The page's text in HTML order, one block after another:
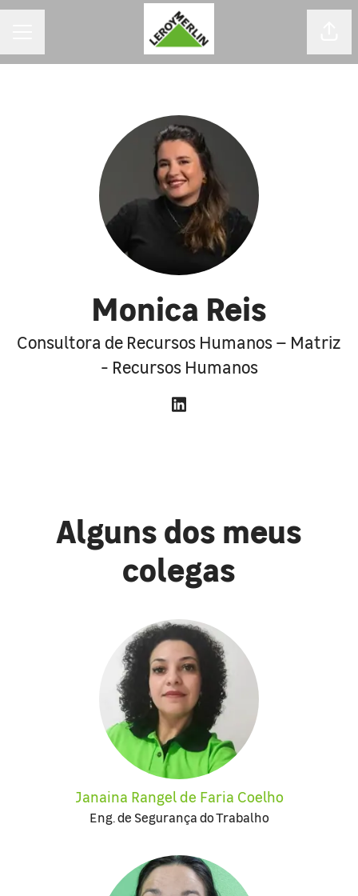
Monica Reis
Consultora de Recursos Humanos – Matriz
- Recursos Humanos
Alguns dos meus
colegas
Janaina Rangel de Faria Coelho
Eng. de Segurança do Trabalho